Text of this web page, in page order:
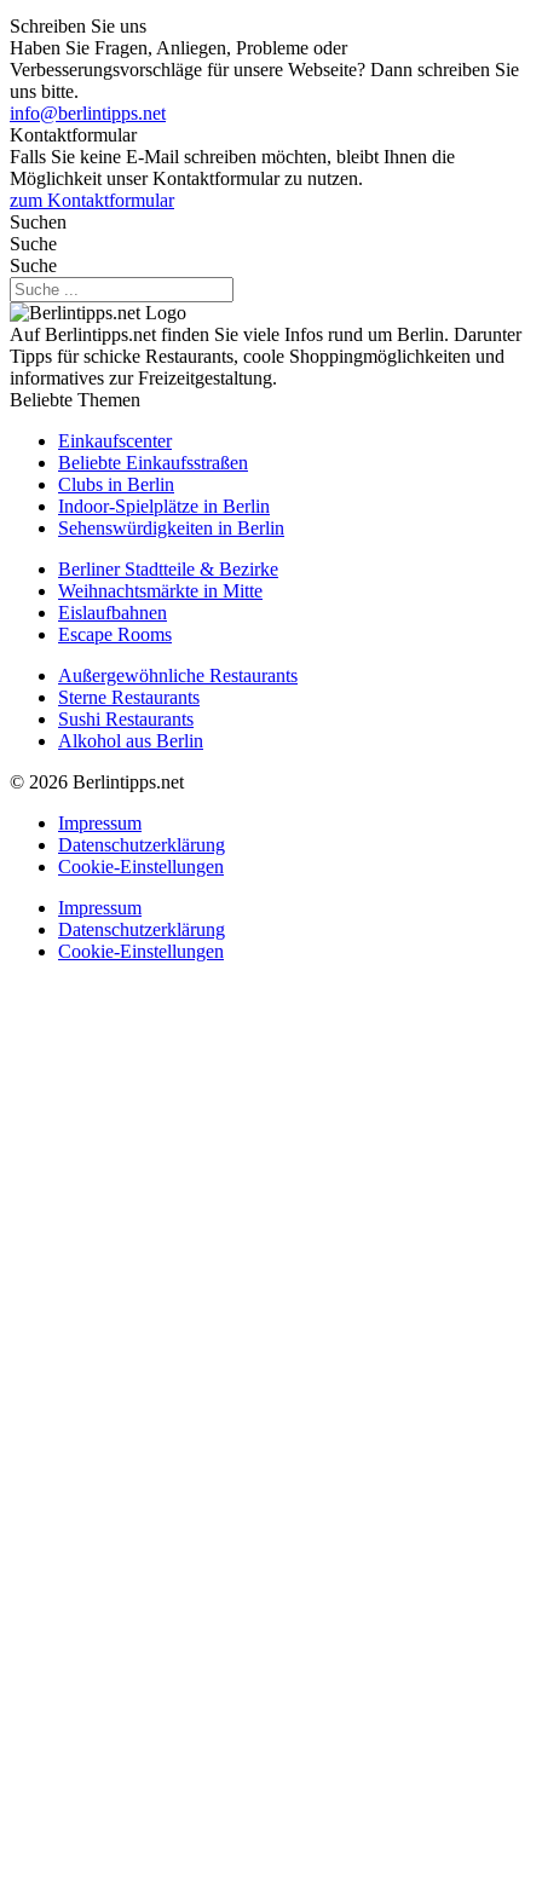
Schreiben Sie uns
Haben Sie Fragen, Anliegen, Probleme oder
Verbesserungsvorschläge für unsere Webseite? Dann schreiben Sie
uns bitte.
info@berlintipps.net
Kontaktformular
Falls Sie keine E-Mail schreiben möchten, bleibt Ihnen die
Möglichkeit unser Kontaktformular zu nutzen.
zum Kontaktformular
Suchen
Suche
Suche
Auf Berlintipps.net finden Sie viele Infos rund um Berlin. Darunter
Tipps für schicke Restaurants, coole Shoppingmöglichkeiten und
informatives zur Freizeitgestaltung.
Beliebte Themen
Einkaufscenter
Beliebte Einkaufsstraßen
Clubs in Berlin
Indoor-Spielplätze in Berlin
Sehenswürdigkeiten in Berlin
Berliner Stadtteile & Bezirke
Weihnachtsmärkte in Mitte
Eislaufbahnen
Escape Rooms
Außergewöhnliche Restaurants
Sterne Restaurants
Sushi Restaurants
Alkohol aus Berlin
© 2026 Berlintipps.net
Impressum
Datenschutzerklärung
Cookie-Einstellungen
Impressum
Datenschutzerklärung
Cookie-Einstellungen